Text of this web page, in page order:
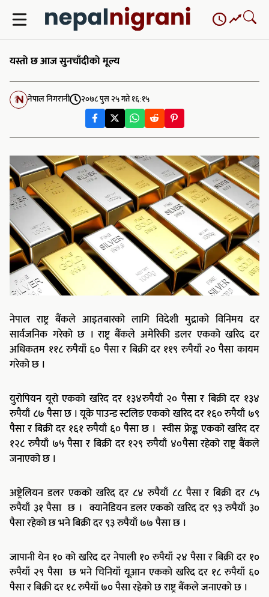
content
यस्तो छ आज सुनचाँदीको मूल्य
नेपाल निगरानी २०७८ पुस २५ गते १६:१५
नेपाल राष्ट्र बैंकले आइतबारको लागि विदेशी मुद्राको विनिमय दर
सार्वजनिक गरेको छ । राष्ट्र बैंकले अमेरिकी डलर एकको खरिद दर
अधिकतम ११८ रुपैयाँ ६० पैसा र बिक्री दर ११९ रुपैयाँ २० पैसा कायम
गरेको छ ।
युरोपियन यूरो एकको खरिद दर १३४रुपैयाँ २० पैसा र बिक्री दर १३४
रुपैयाँ ८७ पैसा छ । यूके पाउन्ड स्टलिङ एकको खरिद दर १६० रुपैयाँ ७९
पैसा र बिक्री दर १६१ रुपैयाँ ६० पैसा छ । स्वीस फ्रेङ्क एकको खरिद दर
१२८ रुपैयाँ ७५ पैसा र बिक्री दर १२९ रुपैयाँ ४०पैसा रहेको राष्ट्र बैंकले
जनाएको छ ।
अष्ट्रेलियन डलर एकको खरिद दर ८४ रुपैयाँ ८८ पैसा र बिक्री दर ८५
रुपैयाँ ३१ पैसा छ । क्यानेडियन डलर एकको खरिद दर ९३ रुपैयाँ ३०
पैसा रहेको छ भने बिक्री दर ९३ रुपैयाँ ७७ पैसा छ ।
जापानी येन १० को खरिद दर नेपाली १० रुपैयाँ २४ पैसा र बिक्री दर १०
रुपैयाँ २९ पैसा छ भने चिनियाँ यूआन एकको खरिद दर १८ रुपैयाँ ६०
पैसा र बिक्री दर १८ रुपैयाँ ७० पैसा रहेको छ राष्ट्र बैंकले जनाएको छ ।